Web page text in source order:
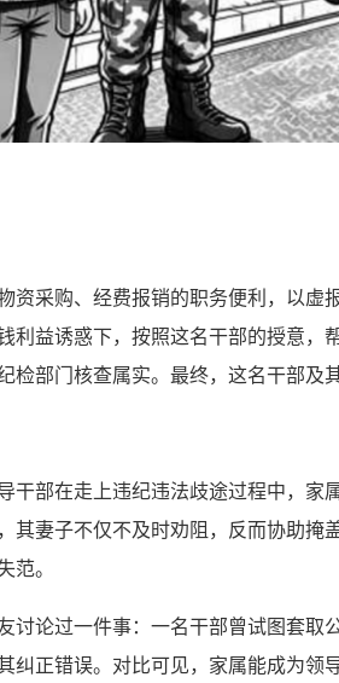
资采购、经费报销的职务便利，以虚
利益诱惑下，按照这名干部的授意，
检部门核查属实。最终，这名干部及
干部在走上违纪违法歧途过程中，家
其妻子不仅不及时劝阻，反而协助
范。
讨论过一件事：一名干部曾试图套
纠正错误。对比可见，家属能成为领